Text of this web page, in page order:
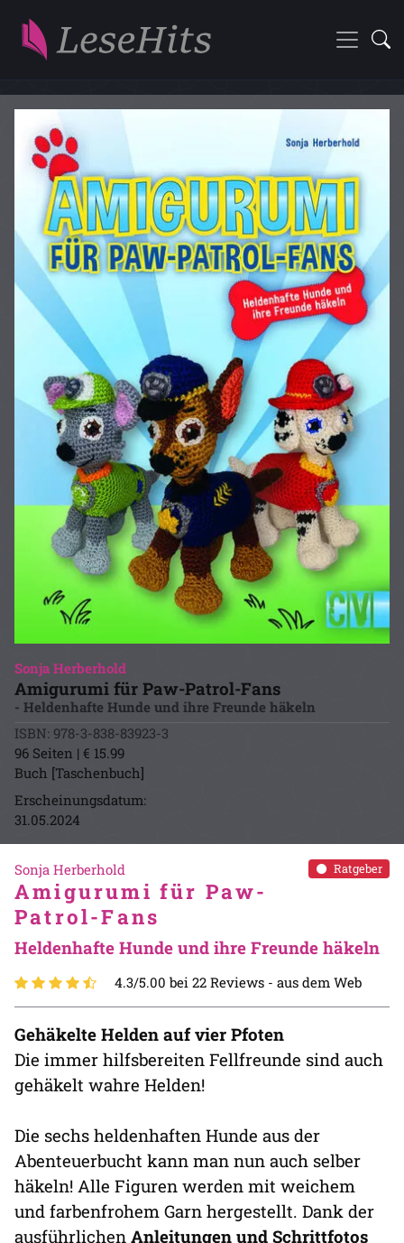
Sonja Herberhold
Amigurumi für Paw-Patrol-Fans
- Heldenhafte Hunde und ihre Freunde häkeln
ISBN: 978-3-838-83923-3
96 Seiten | € 15.99
Buch [Taschenbuch]
Erscheinungsdatum:
31.05.2024
Ratgeber
Sonja Herberhold
Amigurumi für Paw-
Patrol-Fans
Heldenhafte Hunde und ihre Freunde häkeln
4.3/5.00 bei 22 Reviews - aus dem Web
Gehäkelte Helden auf vier Pfoten
Die immer hilfsbereiten Fellfreunde sind auch
gehäkelt wahre Helden!
Die sechs heldenhaften Hunde aus der
Abenteuerbucht kann man nun auch selber
häkeln! Alle Figuren werden mit weichem
und farbenfrohem Garn hergestellt. Dank der
ausführlichen Anleitungen und Schrittfotos